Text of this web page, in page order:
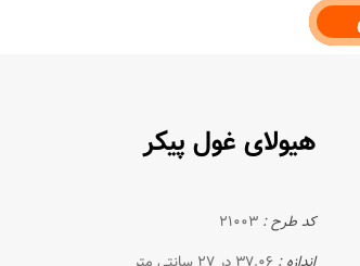
هیولای غول پیکر
کد طرح : 21003